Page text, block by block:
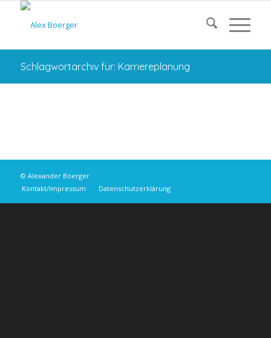
Schlagwortarchiv für: Karriereplanung
© Alexander Boerger
Kontakt/Impressum
Datenschutzerklärung